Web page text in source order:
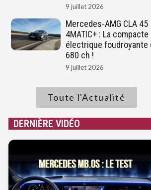
9 juillet 2026
Mercedes-AMG CLA 45
4MATIC+ : La compacte
électrique foudroyante
680 ch !
9 juillet 2026
Toute l'Actualité
DERNIÈRE VIDÉO